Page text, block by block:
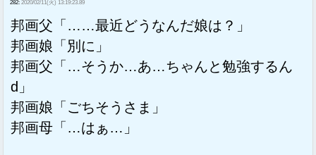
282: 2020/02/11(火) 13:19:23.89
邦画父「……最近どうなんだ娘は？」
邦画娘「別に」
邦画父「…そうか…あ…ちゃんと勉強するん
d」
邦画娘「ごちそうさま」
邦画母「…はぁ…」